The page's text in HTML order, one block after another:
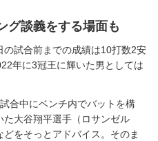
グ談義をする場面も
試合前までの成績は10打数2安
年に3冠王に輝いた男としては
合中にベンチ内でバットを構
た大谷翔平選手（ロサンゼル
をそっとアドバイス。そのま